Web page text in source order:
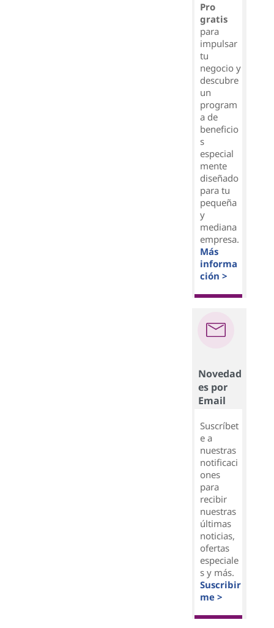
Pro
gratis
para
impulsar
tu
negocio y
descubre
un
program
a de
beneficio
s
especial
mente
diseñado
para tu
pequeña
y
mediana
empresa.
Más
informa
ción >
Novedad
es por
Email
Suscríbet
e a
nuestras
notificaci
ones
para
recibir
nuestras
últimas
noticias,
ofertas
especiale
s y más.
Suscribir
me >